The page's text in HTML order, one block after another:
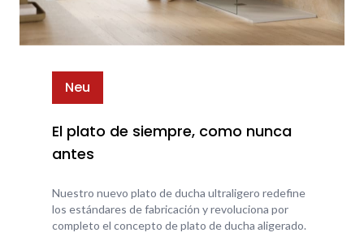
Neu
El plato de siempre, como nunca
antes
Nuestro nuevo plato de ducha ultraligero redefine
los estándares de fabricación y revoluciona por
completo el concepto de plato de ducha aligerado.